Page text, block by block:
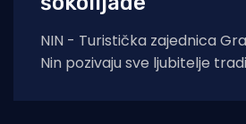
NIN - Turistička zajednica
Nin pozivaju sve ljubitelje